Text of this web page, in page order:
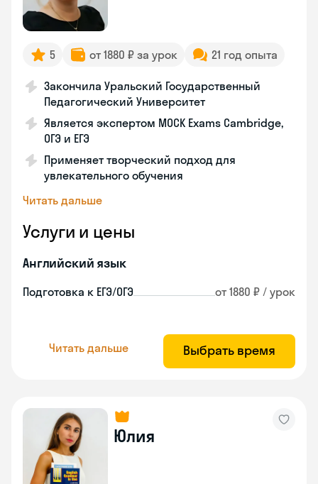
5 от 1880 ₽ за урок 21 год опыта
Закончила Уральский Государственный
Педагогический Университет
Является экспертом MOCK Exams Cambridge,
ОГЭ и ЕГЭ
Применяет творческий подход для
увлекательного обучения
Читать дальше
Услуги и цены
Английский язык
Подготовка к ЕГЭ/ОГЭ от 1880 ₽ / урок
Читать дальше Выбрать время
Юлия